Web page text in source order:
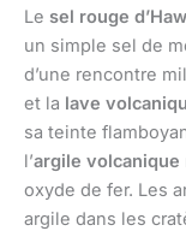
Le sel rouge
un simple sel de
d’une rencontre
et la lave
sa teinte
l’argile volcanique
oxyde de fer. Les
argile dans les